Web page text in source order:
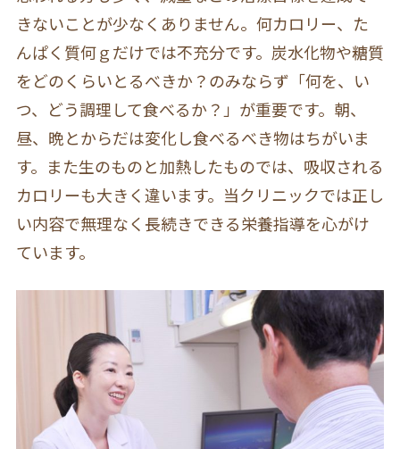
きないことが少なくありません。何カロリー、た
んぱく質何ｇだけでは不充分です。炭水化物や糖質
をどのくらいとるべきか？のみならず「何を、い
つ、どう調理して食べるか？」が重要です。朝、
昼、晩とからだは変化し食べるべき物はちがいま
す。また生のものと加熱したものでは、吸収される
カロリーも大きく違います。当クリニックでは正し
い内容で無理なく長続きできる栄養指導を心がけ
ています。